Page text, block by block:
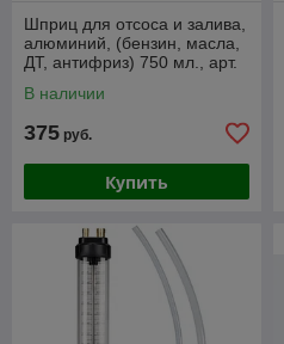
Шприц для отсоса и залива,
алюминий, (бензин, масла,
ДТ, антифриз) 750 мл., арт.
В наличии
375 руб.
Купить